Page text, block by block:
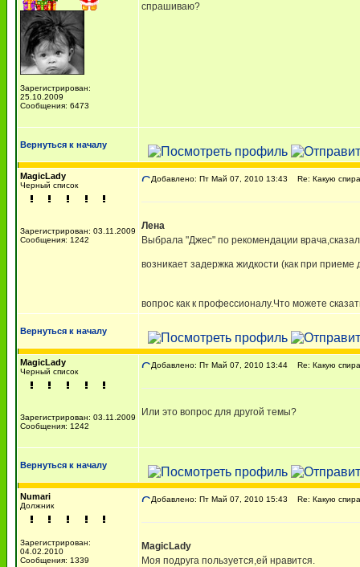
Зарегистрирован:
25.10.2009
Сообщения: 6473
спрашиваю?
Вернуться к началу
MagicLady
Черный список
Зарегистрирован: 03.11.2009
Сообщения: 1242
Добавлено: Пт Май 07, 2010 13:43 Re: Какую
Лена
Выбрала "Джес" по рекомендации
возникает задержка жидкости (как при
вопрос как к профессионалу.Что можете
Вернуться к началу
MagicLady
Черный список
Зарегистрирован: 03.11.2009
Сообщения: 1242
Добавлено: Пт Май 07, 2010 13:44 Re: Какую
Или это вопрос для другой темы?
Вернуться к началу
Numari
Должник
Зарегистрирован:
04.02.2010
Сообщения: 1339
Добавлено: Пт Май 07, 2010 15:43 Re: Какую
MagicLady
Моя подруга пользуется,ей нравится.